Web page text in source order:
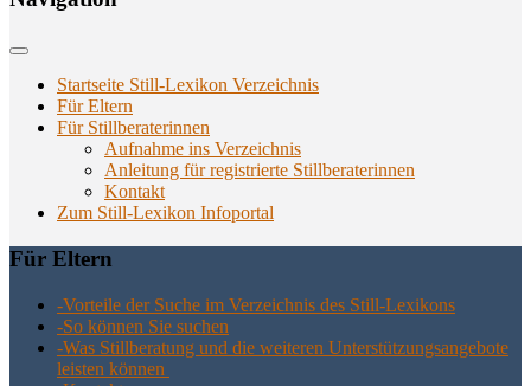
Startseite Still-Lexikon Verzeichnis
Für Eltern
Für Stillberaterinnen
Aufnahme ins Verzeichnis
Anlei­tung für regis­trier­te Stillberaterinnen
Kon­takt
Zum Still-Lexikon Infoportal
Für Eltern
-Vor­tei­le der Suche im Ver­zeich­nis des Still-Lexikons
-So kön­nen Sie suchen
-Was Still­be­ra­tung und die wei­te­ren Unter­stüt­zungs­an­ge­bo­te
leis­ten können